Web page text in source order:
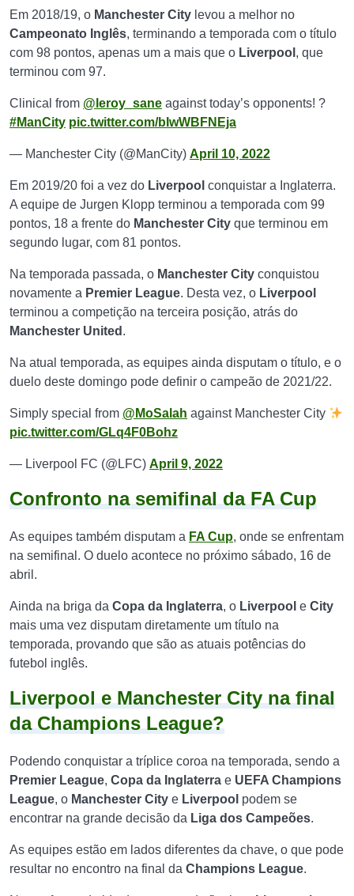
Em 2018/19, o Manchester City levou a melhor no
Campeonato Inglês, terminando a temporada com o título
com 98 pontos, apenas um a mais que o Liverpool , que
terminou com 97.
Clinical from @leroy_sane against today’s opponents! ?
#ManCity pic.twitter.com/bIwWBFNEja
— Manchester City (@ManCity) April 10, 2022
Em 2019/20 foi a vez do Liverpool conquistar a Inglaterra.
A equipe de Jurgen Klopp terminou a temporada com 99
pontos, 18 a frente do Manchester City que terminou em
segundo lugar, com 81 pontos.
Na temporada passada, o Manchester City conquistou
novamente a Premier League. Desta vez, o Liverpool
terminou a competição na terceira posição, atrás do
Manchester United .
Na atual temporada, as equipes ainda disputam o título, e o
duelo deste domingo pode definir o campeão de 2021/22.
Simply special from @MoSalah against Manchester City
pic.twitter.com/GLq4F0Bohz
— Liverpool FC (@LFC) April 9, 2022
Confronto na semifinal da FA Cup
As equipes também disputam a FA Cup, onde se enfrentam
na semifinal. O duelo acontece no próximo sábado, 16 de
abril.
Ainda na briga da Copa da Inglaterra, o Liverpool e City
mais uma vez disputam diretamente um título na
temporada, provando que são as atuais potências do
futebol inglês.
Liverpool e Manchester City na final
da Champions League?
Podendo conquistar a tríplice coroa na temporada, sendo a
Premier League, Copa da Inglaterra e UEFA Champions
League, o Manchester City e Liverpool podem se
encontrar na grande decisão da Liga dos Campeões.
As equipes estão em lados diferentes da chave, o que pode
resultar no encontro na final da Champions League.